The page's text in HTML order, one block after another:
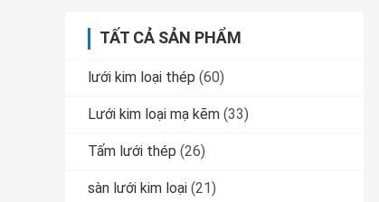
TẤT CẢ SẢN PHẨM
lưới kim loại thép (60)
Lưới kim loại mạ kẽm (33)
Tấm lưới thép (26)
sàn lưới kim loại (21)